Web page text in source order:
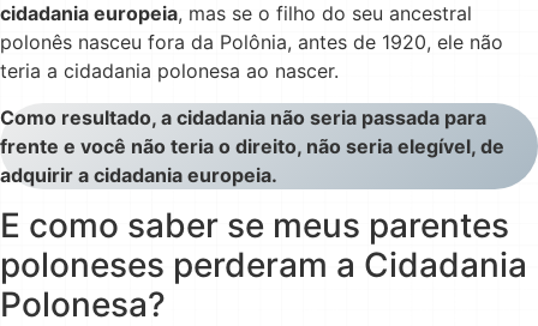
cidadania europeia, mas se o filho do seu ancestral
polonês nasceu fora da Polônia, antes de 1920, ele não
teria a cidadania polonesa ao nascer.
Como resultado, a cidadania não seria passada para
frente e você não teria o direito, não seria elegível, de
adquirir a cidadania europeia.
E como saber se meus parentes
poloneses perderam a Cidadania
Polonesa?